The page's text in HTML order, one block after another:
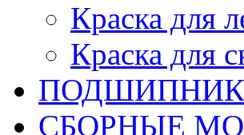
Краска для
Краска для
CБОРНЫЕ